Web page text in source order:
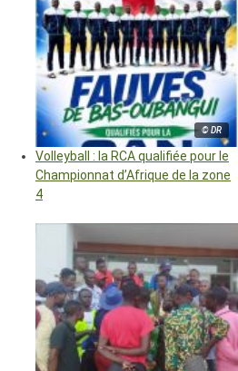
© DR
Volleyball : la RCA qualifiée pour le
Championnat d’Afrique de la zone
4